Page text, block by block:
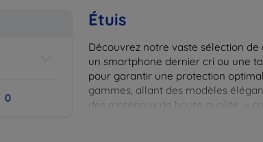
0
Étuis
Découvrez notre vaste sélection
un smartphone dernier cri ou une
pour garantir une protection
gammes, allant des modèles
des matériaux de haute qualité, y